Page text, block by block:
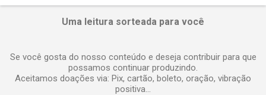
Uma leitura sorteada para você
Se você gosta do nosso conteúdo e deseja contribuir para que
possamos continuar produzindo.
Aceitamos doações via: Pix, cartão, boleto, oração, vibração
positiva...